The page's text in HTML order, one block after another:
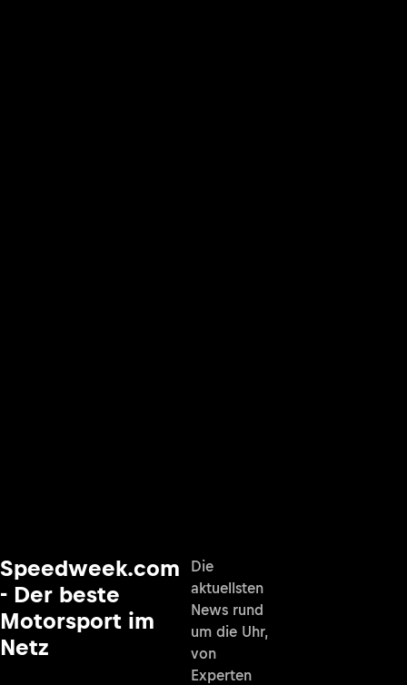
Speedweek.com
- Der beste
Motorsport im
Netz
Die
aktuellsten
News rund
um die Uhr,
von
Experten